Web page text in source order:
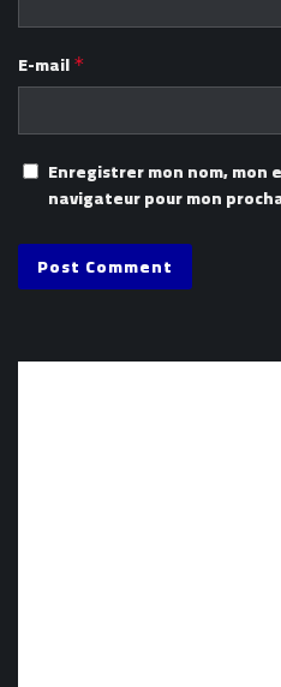
E-mail *
Enregistrer mon nom, mon
navigateur pour mon